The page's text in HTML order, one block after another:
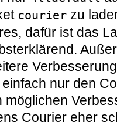
courier zu
dafür ist das
nur den
möglichen
Courier eher